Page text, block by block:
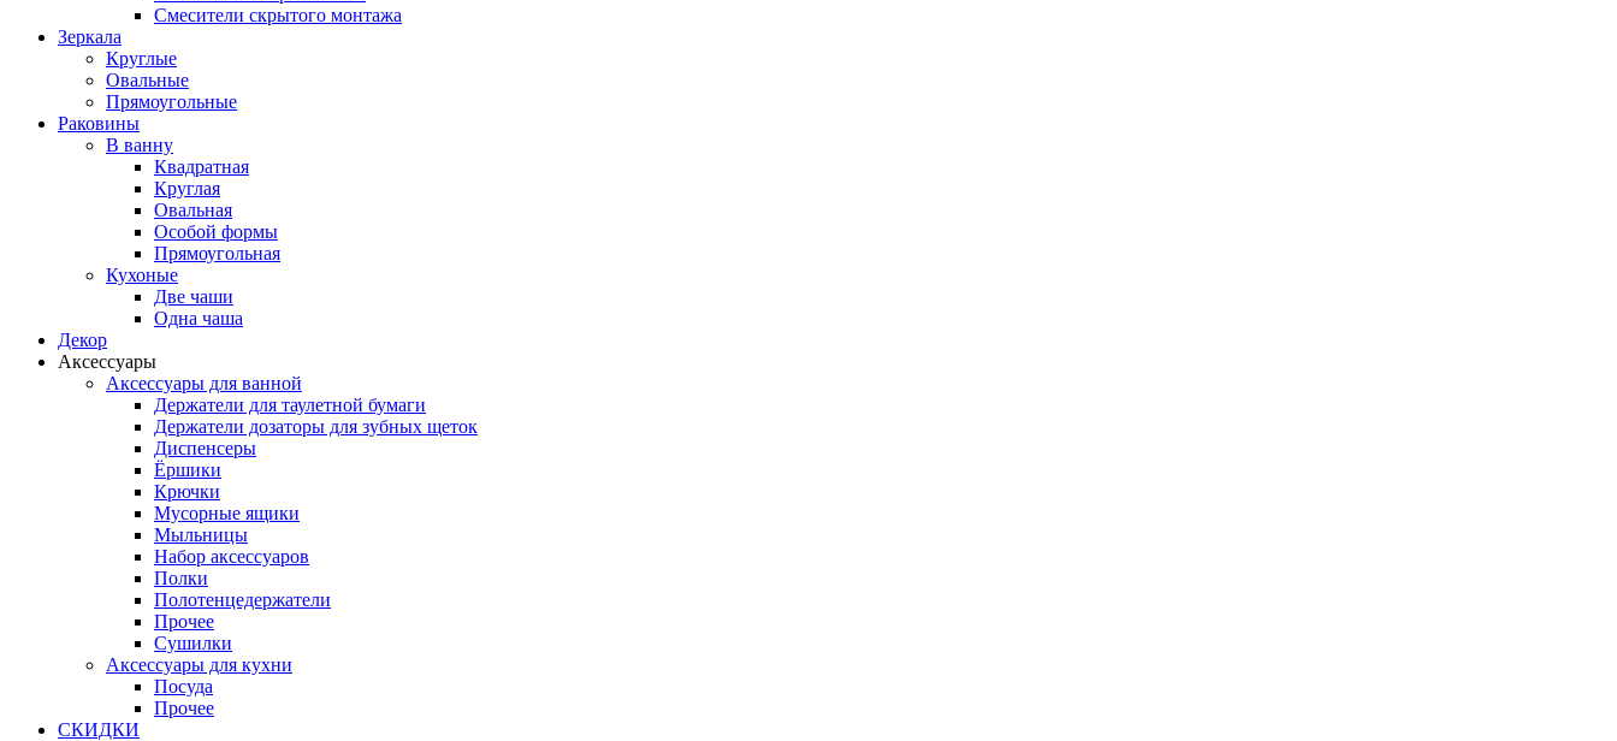
Смесители скрытого монтажа
Зеркала
Круглые
Овальные
Прямоугольные
Раковины
В ванну
Квадратная
Круглая
Овальная
Особой формы
Прямоугольная
Кухоные
Две чаши
Одна чаша
Декор
Аксессуары
Аксессуары для ванной
Держатели для таулетной бумаги
Держатели дозаторы для зубных щеток
Диспенсеры
Ёршики
Крючки
Мусорные ящики
Мыльницы
Набор аксессуаров
Полки
Полотенцедержатели
Прочее
Сушилки
Аксессуары для кухни
Посуда
Прочее
СКИДКИ